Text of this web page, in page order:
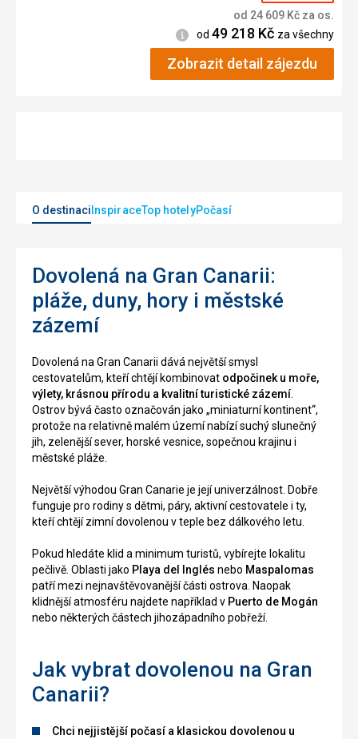
od 24 609 Kč za os.
Informace
od 49 218 Kč za všechny
Zobrazit detail zájezdu
O destinaci InspiraceTop hotelyPočasí
Dovolená na Gran Canarii:
pláže, duny, hory i městské
zázemí
Dovolená na Gran Canarii dává největší smysl
cestovatelům, kteří chtějí kombinovat odpočinek u moře,
výlety, krásnou přírodu a kvalitní turistické zázemí
Ostrov bývá často označován jako „miniaturní kontinent“,
protože na relativně malém území nabízí suchý slunečný
jih, zelenější sever, horské vesnice, sopečnou krajinu i
městské pláže.
Největší výhodou Gran Canarie je její univerzálnost. Dobře
funguje pro rodiny s dětmi, páry, aktivní cestovatele i ty,
kteří chtějí zimní dovolenou v teple bez dálkového letu.
Pokud hledáte klid a minimum turistů, vybírejte lokalitu
pečlivě. Oblasti jako Playa del Inglés nebo Maspalomas
patří mezi nejnavštěvovanější části ostrova. Naopak
klidnější atmosféru najdete například v Puerto de Mogán
nebo některých částech jihozápadního pobřeží.
Jak vybrat dovolenou na Gran
Canarii?
Chci nejjistější počasí a klasickou dovolenou u